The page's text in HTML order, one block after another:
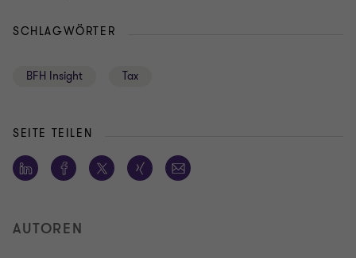
SCHLAGWÖRTER
BFH Insight Tax
SEITE TEILEN
AUTOREN